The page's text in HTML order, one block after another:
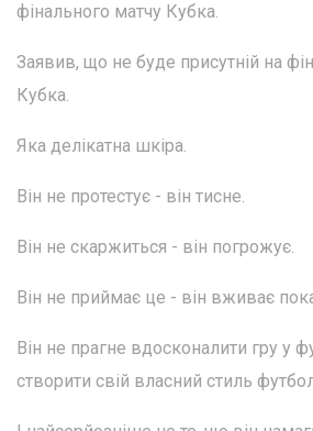
фінального матчу Кубка.
Заявив, що не буде присутній на
Кубка.
Яка делікатна шкіра.
Він не протестує - він тисне.
Він не скаржиться - він погрожує.
Він не приймає це - він вживає
Він не прагне вдосконалити гру у
створити свій власний стиль